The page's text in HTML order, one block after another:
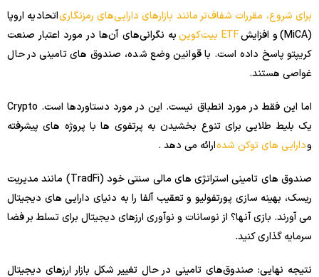
برای شروع، مقررات شفاف‌تر مانند بازارهای دارایی‌های رمزنگاریاتحادیه اروپا
(MiCA) و افزایش
ETF بیت‌کوین
به نگرانی‌های آن‌ها در مورد اعتبار صنعت
کریپتو پاسخ داده است. با قوانین وضع شده، صندوق های تامینی در حال
غواصی هستند.
اما این فقط در مورد انطباق نیست. این در مورد دستاوردها است. Crypto
یک بلیط طلایی برای تنوع بخشیدن به پرتفوی ها با پروژه های پیشرفته
ودارایی های توکن شدهارائه می دهد .
صندوق های تامینی استراتژی های مالی سنتی خود (TradFi) مانند مدیریت
ریسک، بهینه سازی پورتفولیو و تعقیب آلفا را به دنیای دارایی های دیجیتال
می آورند. بازی آنها؟ از نوسانات و نوآوری ارزهای دیجیتال برای تسلط بر فضا
سرمایه گذاری کنید.
نتیجه نهایی: صندوق‌های تامینی در حال تغییر شکل بازار ارزهای دیجیتال